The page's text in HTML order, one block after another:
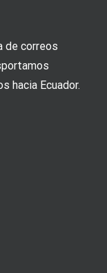
de correos
hacia Ecuador.